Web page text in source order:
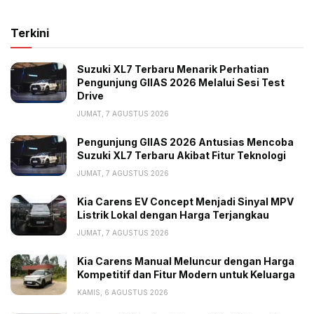
Terkini
Suzuki XL7 Terbaru Menarik Perhatian
Pengunjung GIIAS 2026 Melalui Sesi Test
Drive
JUMAT, 7 AGUSTUS 2026
Pengunjung GIIAS 2026 Antusias Mencoba
Suzuki XL7 Terbaru Akibat Fitur Teknologi
JUMAT, 7 AGUSTUS 2026
Kia Carens EV Concept Menjadi Sinyal MPV
Listrik Lokal dengan Harga Terjangkau
JUMAT, 7 AGUSTUS 2026
Kia Carens Manual Meluncur dengan Harga
Kompetitif dan Fitur Modern untuk Keluarga
KAMIS, 6 AGUSTUS 2026